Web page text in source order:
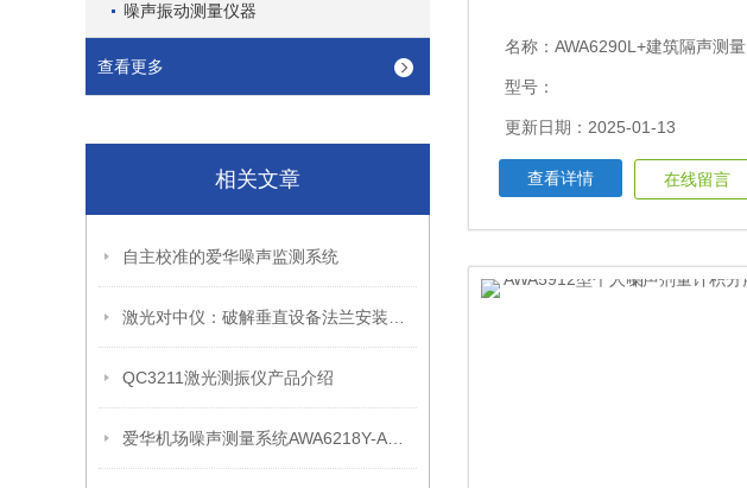
噪声振动测量仪器
查看更多
相关文章
自主校准的爱华噪声监测系统
QC3211激光测振仪产品介绍
名称： AWA6290L+建筑隔声测量系统
型号：
更新日期：2025-01-13
查看详情 在线留言